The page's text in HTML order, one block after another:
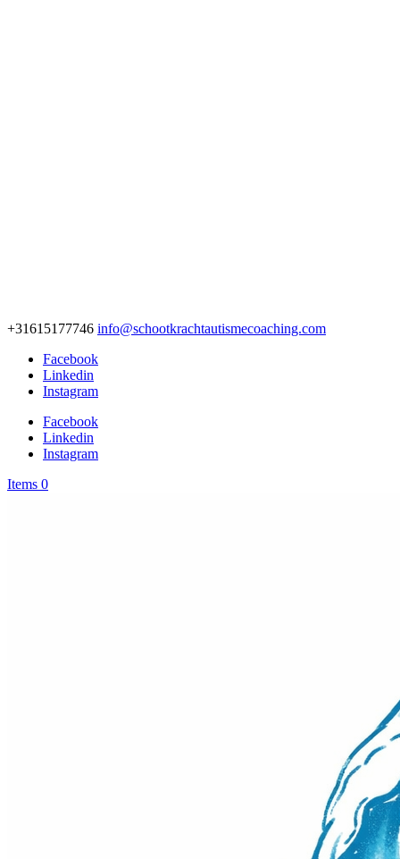
+31615177746 info@schootkrachtautismecoaching.com
Facebook
Linkedin
Instagram
Facebook
Linkedin
Instagram
Items 0